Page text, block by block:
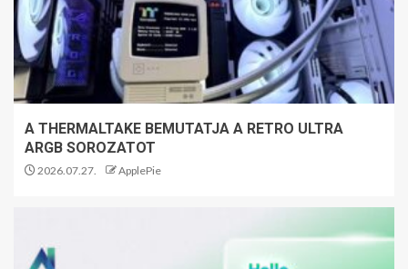
A THERMALTAKE BEMUTATJA A RETRO ULTRA
ARGB SOROZATOT
2026.07.27. ApplePie